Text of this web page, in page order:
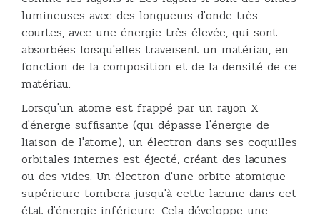
lumineuses avec des longueurs d'onde très
courtes, avec une énergie très élevée, qui sont
absorbées lorsqu'elles traversent un matériau, en
fonction de la composition et de la densité de ce
matériau.
Lorsqu'un atome est frappé par un rayon X
d'énergie suffisante (qui dépasse l'énergie de
liaison de l'atome), un électron dans ses coquilles
orbitales internes est éjecté, créant des lacunes
ou des vides. Un électron d'une orbite atomique
supérieure tombera jusqu'à cette lacune dans cet
état d'énergie inférieure. Cela développe une